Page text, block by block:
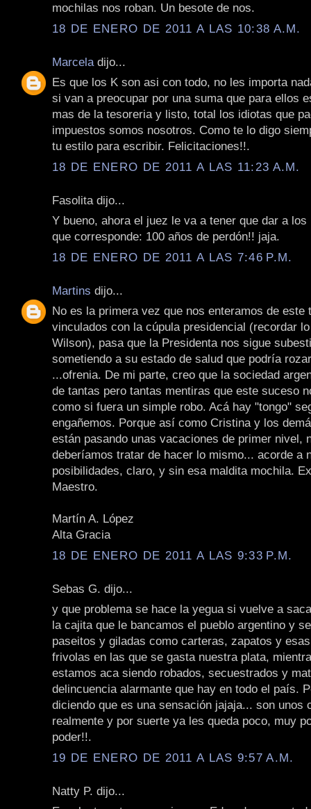
mochilas nos roban. Un besote de nos.
18 DE ENERO DE 2011 A LAS 10:38 A.M.
Marcela dijo...
Es que los K son asi con todo, no les importa
si van a preocupar por una suma que para ellos
mas de la tesoreria y listo, total los idiotas que
impuestos somos nosotros. Como te lo digo
tu estilo para escribir. Felicitaciones!!.
18 DE ENERO DE 2011 A LAS 11:23 A.M.
Fasolita dijo...
Y bueno, ahora el juez le va a tener que dar a los
que corresponde: 100 años de perdón!! jaja.
18 DE ENERO DE 2011 A LAS 7:46 P.M.
Martins dijo...
No es la primera vez que nos enteramos de este
vinculados con la cúpula presidencial (recordar
Wilson), pasa que la Presidenta nos sigue
sometiendo a su estado de salud que podría
...ofrenia. De mi parte, creo que la sociedad
de tantas pero tantas mentiras que este suceso
como si fuera un simple robo. Acá hay "tongo"
engañemos. Porque así como Cristina y los
están pasando unas vacaciones de primer nivel,
deberíamos tratar de hacer lo mismo... acorde a
posibilidades, claro, y sin esa maldita mochila.
Maestro.
Martín A. López
Alta Gracia
18 DE ENERO DE 2011 A LAS 9:33 P.M.
Sebas G. dijo...
y que problema se hace la yegua si vuelve a
la cajita que le bancamos el pueblo argentino y
paseitos y giladas como carteras, zapatos y
frivolas en las que se gasta nuestra plata,
estamos aca siendo robados, secuestrados y
delincuencia alarmante que hay en todo el país.
diciendo que es una sensación jajaja... son unos
realmente y por suerte ya les queda poco, muy
poder!!.
19 DE ENERO DE 2011 A LAS 9:57 A.M.
Natty P. dijo...